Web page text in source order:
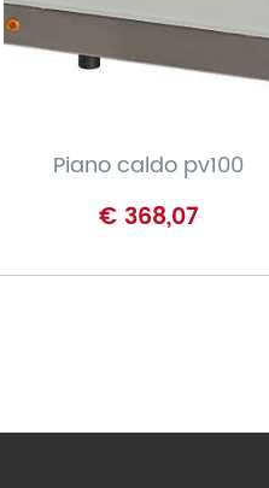
Piano caldo pv100
€ 368,07